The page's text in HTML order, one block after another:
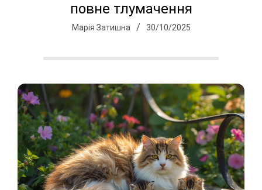
С
о
л
о
повне тлумачення
Марія Затишна 30/10/2025